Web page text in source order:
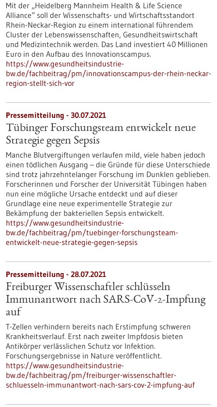
Mit der „Heidelberg Mannheim Health & Life Science
Alliance“ soll der Wissenschafts- und Wirtschaftsstandort
Rhein-Neckar-Region zu einem international führendem
Cluster der Lebenswissenschaften, Gesundheitswirtschaft
und Medizintechnik werden. Das Land investiert 40 Millionen
Euro in den Aufbau des Innovationscampus.
https://www.gesundheitsindustrie-
bw.de/fachbeitrag/pm/innovationscampus-der-rhein-neckar-
region-stellt-sich-vor
Pressemitteilung - 30.07.2021
Tübinger Forschungsteam entwickelt neue
Strategie gegen Sepsis
Manche Blutvergiftungen verlaufen mild, viele haben jedoch
einen tödlichen Ausgang – die Gründe für diese Unterschiede
sind trotz jahrzehntelanger Forschung im Dunklen geblieben.
Forscherinnen und Forscher der Universität Tübingen haben
nun eine mögliche Ursache entdeckt und auf dieser
Grundlage eine neue experimentelle Strategie zur
Bekämpfung der bakteriellen Sepsis entwickelt.
https://www.gesundheitsindustrie-
bw.de/fachbeitrag/pm/tuebinger-forschungsteam-
entwickelt-neue-strategie-gegen-sepsis
Pressemitteilung - 28.07.2021
Freiburger Wissenschaftler schlüsseln
Immunantwort nach SARS-CoV-2-Impfung
auf
T-Zellen verhindern bereits nach Erstimpfung schweren
Krankheitsverlauf. Erst nach zweiter Impfdosis bieten
Antikörper verlässlichen Schutz vor Infektion.
Forschungsergebnisse in Nature veröffentlicht.
https://www.gesundheitsindustrie-
bw.de/fachbeitrag/pm/freiburger-wissenschaftler-
schluesseln-immunantwort-nach-sars-cov-2-impfung-auf